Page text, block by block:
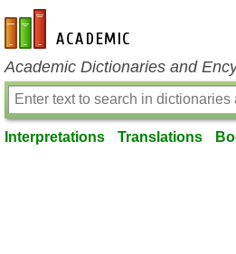
en-academic.com
Academic Dictionaries and
Interpretations Translations